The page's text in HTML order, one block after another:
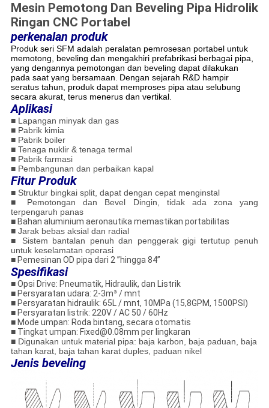
Mesin Pemotong Dan Beveling Pipa Hidrolik
Ringan CNC Portabel
perkenalan produk
Produk seri SFM adalah peralatan pemrosesan portabel untuk
memotong, beveling dan mengakhiri prefabrikasi berbagai pipa,
yang dengannya pemotongan dan beveling dapat dilakukan
pada saat yang bersamaan. Dengan sejarah R&D hampir
seratus tahun, produk dapat memproses pipa atau selubung
secara akurat, terus menerus dan vertikal.
Aplikasi
■ Lapangan minyak dan gas
■ Pabrik kimia
■ Pabrik boiler
■ Tenaga nuklir & tenaga termal
■ Pabrik farmasi
■ Pembangunan dan perbaikan kapal
Fitur Produk
■ Struktur bingkai split, dapat dengan cepat menginstal
■
Pemotongan dan Bevel Dingin, tidak ada zona yang
terpengaruh panas
■Bahan aluminium aeronautika memastikan portabilitas
■ Jarak bebas aksial dan radial
■ Sistem bantalan penuh dan penggerak gigi tertutup penuh
untuk keselamatan operasi
■Pemesinan OD pipa dari 2 ”hingga 84”
Spesifikasi
■Opsi Drive: Pneumatik, Hidraulik, dan Listrik
■Persyaratan udara: 2-3m³ / mnt
■Persyaratan hidraulik: 65L / mnt, 10MPa (15,8GPM, 1500PSI)
■Persyaratan listrik: 220V / AC 50 / 60Hz
■Mode umpan: Roda bintang, secara otomatis
■Tingkat umpan: Fixed@0.08mm per lingkaran
■ Digunakan untuk material pipa: baja karbon, baja paduan, baja
tahan karat, baja tahan karat duples, paduan nikel
Jenis beveling